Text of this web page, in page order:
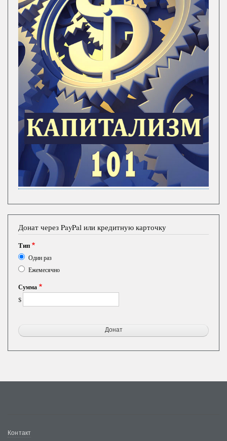
Донат через PayPal или кредитную карточку
Тип
Один раз
Ежемесячно
Сумма
$
Меню
Контакт